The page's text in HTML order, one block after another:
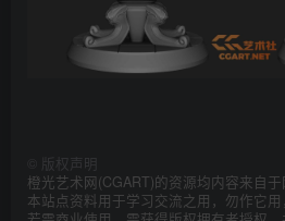
版权声明
橙光艺术网(CGART)的资源均内容来自
本站点资料用于学习交流之用，勿作它用